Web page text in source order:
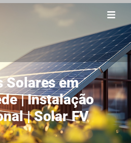
Solares em
| Instalação
| Solar FV